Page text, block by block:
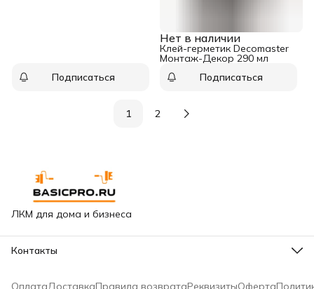
Подписаться
Нет в наличии
Клей-герметик Decomaster
Монтаж-Декор 290 мл
Подписаться
1 2
ЛКМ для дома и бизнеса
Контакты
Горячая линия сети
ОплатаДоставкаПравила возвратаРеквизитыОферта